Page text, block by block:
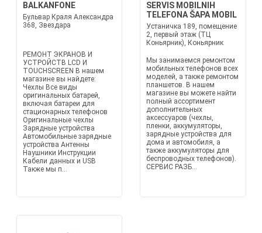
BALKANFONE
Бульвар Краля Александра
368, Звездара
РЕМОНТ ЭКРАНОВ И
УСТРОЙСТВ LCD И
TOUCHSCREEN В нашем
магазине вы найдете:
Чехлы Все виды
оригинальных батарей,
включая батареи для
стационарных телефонов
Оригинальные чехлы
Зарядные устройства
Автомобильные зарядные
устройства Антенны
Наушники Инструкции
Кабели данных и USB
Также мы п...
SERVIS MOBILNIH
TELEFONA ŠAPA MOBIL
Устаничка 189, помещение
2, первый этаж (ТЦ
Коньярник), Коньярник
Мы занимаемся ремонтом
мобильных телефонов всех
моделей, а также ремонтом
планшетов. В нашем
магазине вы можете найти
полный ассортимент
дополнительных
аксессуаров (чехлы,
пленки, аккумуляторы,
зарядные устройства для
дома и автомобиля, а
также аккумуляторы для
беспроводных телефонов).
СЕРВИС РАЗБ...